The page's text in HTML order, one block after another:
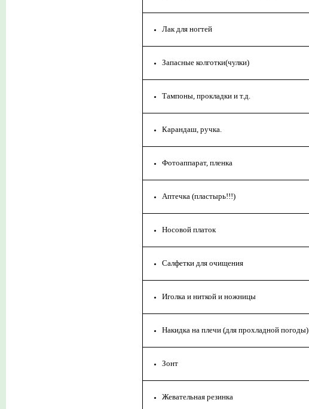
Лак для ногтей
Запасные колготки(чулки)
Тампоны, прокладки и т.д.
Карандаш, ручка.
Фотоаппарат, пленка
Аптечка (пластырь!!!)
Носовой платок
Салфетки для очищения
Иголка и ниткой и ножницы
Накидка на плечи (для прохладной погоды)
Зонт
Жевательная резинка